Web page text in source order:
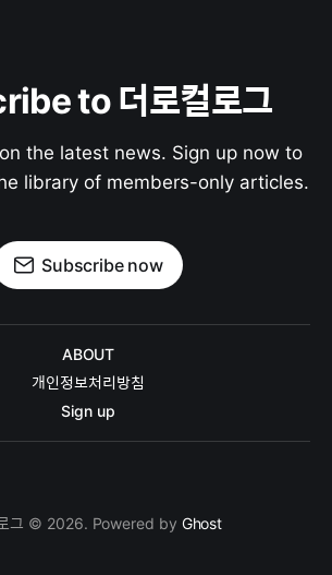
to 더로컬로그
the latest news. Sign up now to
library of members-only articles.
Subscribe now
ABOUT
개인정보처리방침
Sign up
그 © 2026. Powered by Ghost